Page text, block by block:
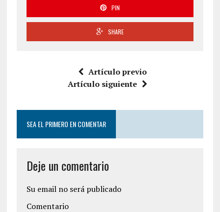
PIN
SHARE
Artículo previo
Artículo siguiente
SEA EL PRIMERO EN COMENTAR
Deje un comentario
Su email no será publicado
Comentario